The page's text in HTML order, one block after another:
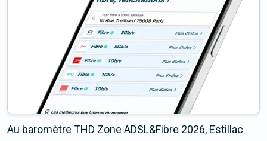
Au baromètre THD Zone ADSL&Fibre 2026, Estillac